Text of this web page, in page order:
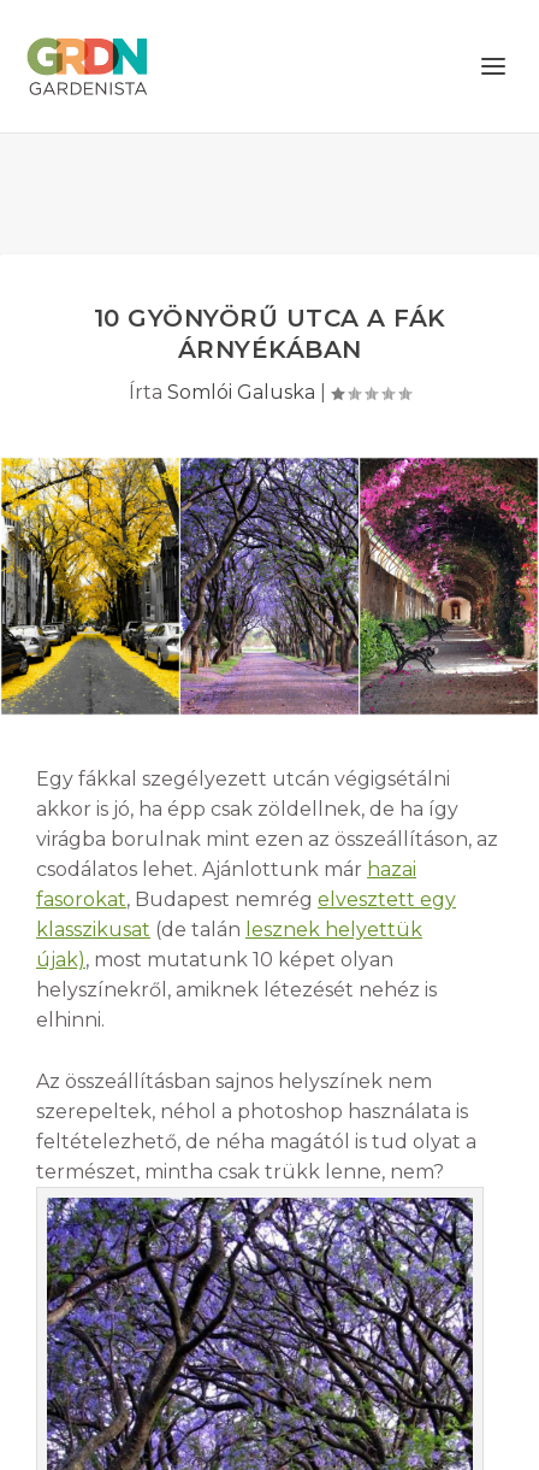
10 GYÖNYÖRŰ UTCA A FÁK
ÁRNYÉKÁBAN
Írta Somlói Galuska
Egy fákkal szegélyezett utcán végigsétálni
akkor is jó, ha épp csak zöldellnek, de ha így
virágba borulnak mint ezen az összeállításon, az
csodálatos lehet. Ajánlottunk már hazai
fasorokat, Budapest nemrég elvesztett egy
klasszikusat (de talán lesznek helyettük
újak), most mutatunk 10 képet olyan
helyszínekről, amiknek létezését nehéz is
elhinni.
Az összeállításban sajnos helyszínek nem
szerepeltek, néhol a photoshop használata is
feltételezhető, de néha magától is tud olyat a
természet, mintha csak trükk lenne, nem?